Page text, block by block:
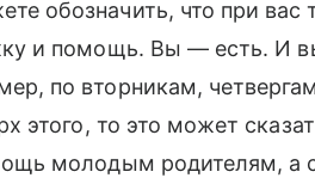
обозначить, что при вас
и помощь. Вы — есть. И
по вторникам,
этого, то это может
молодым родителям, а